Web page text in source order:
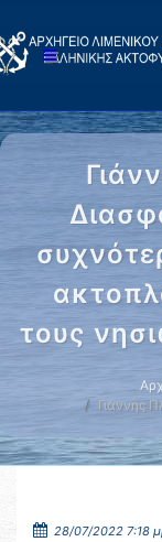
τους
Γιάννης
28/07/2022 7:18